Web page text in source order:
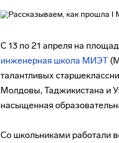
С 13 по 21 апреля на
инженерная школа МИЭТ
талантливых
Молдовы, Таджикистана и
насыщенная
Со школьниками работали